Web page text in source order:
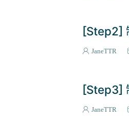
[Step2]
JaneTTR
[Step3]
JaneTTR